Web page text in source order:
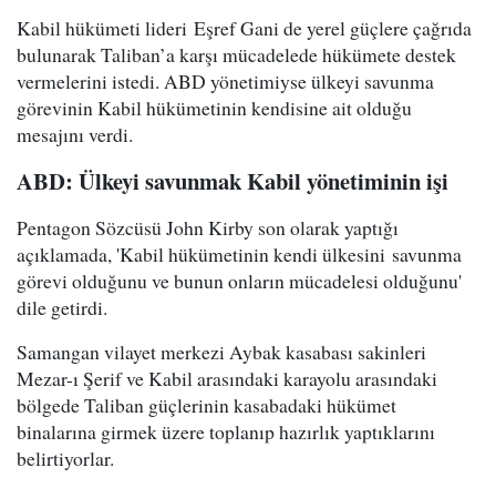
Kabil hükümeti lideri Eşref Gani de yerel güçlere çağrıda
bulunarak Taliban’a karşı mücadelede hükümete destek
vermelerini istedi. ABD yönetimiyse ülkeyi savunma
görevinin Kabil hükümetinin kendisine ait olduğu
mesajını verdi.
ABD: Ülkeyi savunmak Kabil yönetiminin işi
Pentagon Sözcüsü John Kirby son olarak yaptığı
açıklamada, 'Kabil hükümetinin kendi ülkesini savunma
görevi olduğunu ve bunun onların mücadelesi olduğunu'
dile getirdi.
Samangan vilayet merkezi Aybak kasabası sakinleri
Mezar-ı Şerif ve Kabil arasındaki karayolu arasındaki
bölgede Taliban güçlerinin kasabadaki hükümet
binalarına girmek üzere toplanıp hazırlık yaptıklarını
belirtiyorlar.